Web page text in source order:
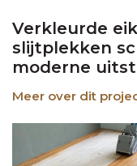
Verkleurde
slijtplekken
moderne
Meer over dit